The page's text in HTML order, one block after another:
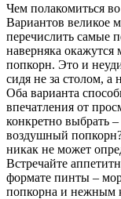
Чем полакомиться
Вариантов великое
перечислить самые
наверняка
попкорн. Это и
сидя не за столом, а
Оба варианта
впечатления от
конкретно выбрать
воздушный
никак не может
Встречайте
формате пинты –
попкорна и нежным